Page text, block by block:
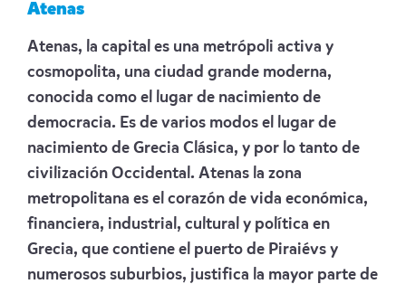
Atenas
Atenas, la capital es una metrópoli activa y
cosmopolita, una ciudad grande moderna,
conocida como el lugar de nacimiento de
democracia. Es de varios modos el lugar de
nacimiento de Grecia Clásica, y por lo tanto de
civilización Occidental. Atenas la zona
metropolitana es el corazón de vida económica,
financiera, industrial, cultural y política en
Grecia, que contiene el puerto de Piraiévs y
numerosos suburbios, justifica la mayor parte de